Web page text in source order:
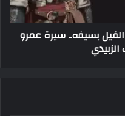
بسيفه.. سيرة عمرو